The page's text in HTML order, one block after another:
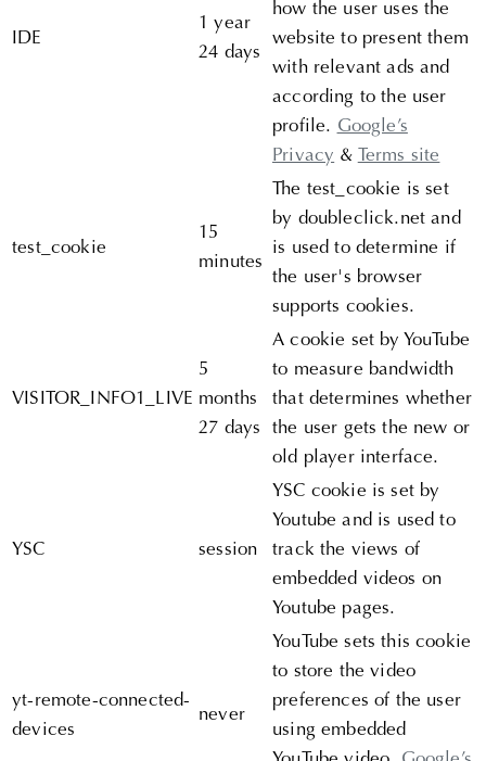
IDE
1 year
24 days
how the user uses the
website to present them
with relevant ads and
according to the user
profile.Google’s
Privacy&Terms site
test_cookie
15
minutes
The test_cookie is set
by doubleclick.net and
is used to determine if
the user's browser
supports cookies.
VISITOR_INFO1_LIVE
5
months
27 days
A cookie set by YouTube
to measure bandwidth
that determines whether
the user gets the new or
old player interface.
YSC session
YSC cookie is set by
Youtube and is used to
track the views of
embedded videos on
Youtube pages.
yt-remote-connected-
devices
never
YouTube sets this cookie
to store the video
preferences of the user
using embedded